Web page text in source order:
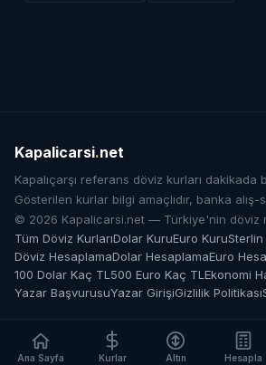
Kapalicarsi.net
Kapalıçarşı referans döviz kurları dakikada
Gösterilen kurlar bilgi amaçlıdır, banka alış-
© 2026 Kapalicarsi.net — Türkiye'nin döviz
Tüm Döviz KurlarıDolar KuruEuro KuruSterlin
Döviz HesaplamaDolar HesaplamaEuro
100 Dolar Kaç TL 500 Euro Kaç TL Ekonomi
Yazar BaşvurusuYazar GirişiGizlilik Politikası
Ana Sayfa Kurlar Altın Hesapla